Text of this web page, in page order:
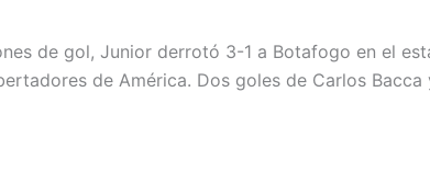
de gol, Junior derrotó 3-1 a Botafogo en el
de América. Dos goles de Carlos